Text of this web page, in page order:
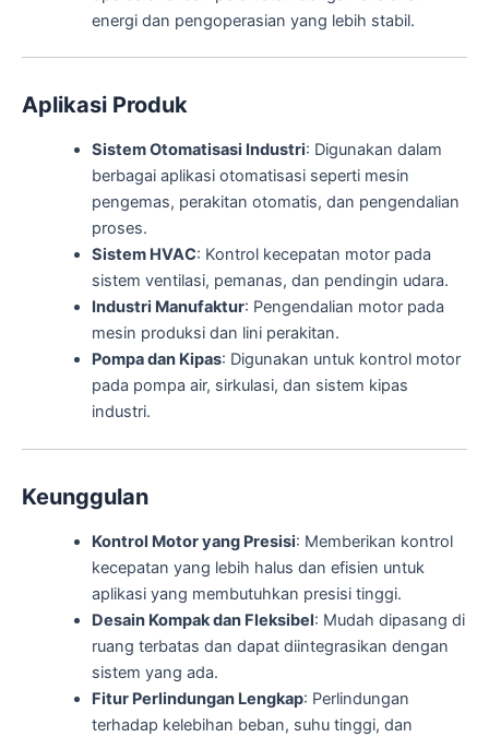
energi dan pengoperasian yang lebih stabil.
Aplikasi Produk
Sistem Otomatisasi Industri: Digunakan dalam
berbagai aplikasi otomatisasi seperti mesin
pengemas, perakitan otomatis, dan pengendalian
proses.
Sistem HVAC: Kontrol kecepatan motor pada
sistem ventilasi, pemanas, dan pendingin udara.
Industri Manufaktur: Pengendalian motor pada
mesin produksi dan lini perakitan.
Pompa dan Kipas: Digunakan untuk kontrol motor
pada pompa air, sirkulasi, dan sistem kipas
industri.
Keunggulan
Kontrol Motor yang Presisi: Memberikan kontrol
kecepatan yang lebih halus dan efisien untuk
aplikasi yang membutuhkan presisi tinggi.
Desain Kompak dan Fleksibel: Mudah dipasang di
ruang terbatas dan dapat diintegrasikan dengan
sistem yang ada.
Fitur Perlindungan Lengkap: Perlindungan
terhadap kelebihan beban, suhu tinggi, dan